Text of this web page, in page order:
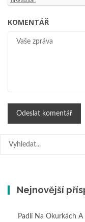
KOMENTÁŘ
Hledat:
Nejnovější
Padlí Na Okurkách